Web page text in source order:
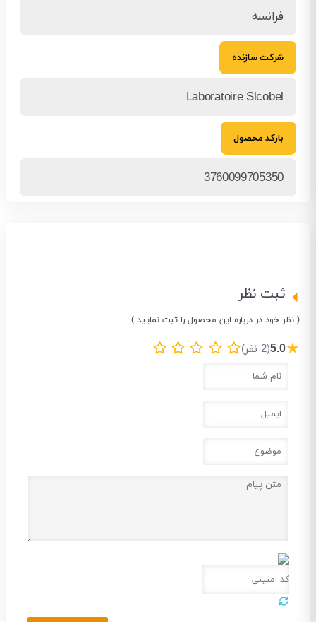
فرانسه
شرکت سازنده
Laboratoire Slcobel
بارکد محصول
3760099705350
ثبت نظر
( نظر خود در درباره این محصول را ثبت نمایید )
★
5.0(2 نفر)